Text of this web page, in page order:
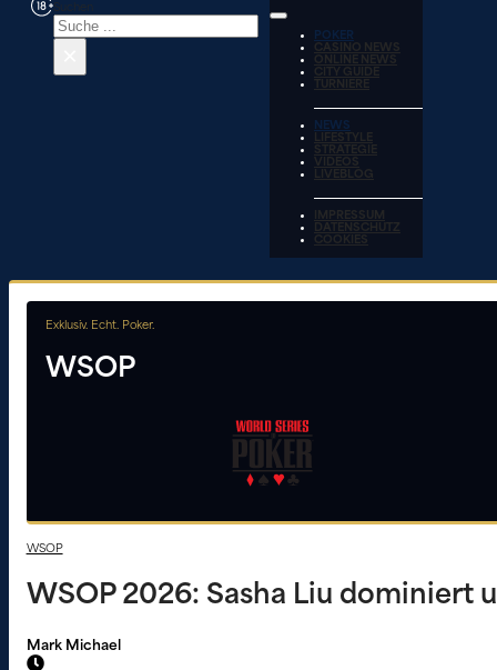
POKER
CASINO NEWS
ONLINE NEWS
CITY GUIDE
TURNIERE
NEWS
LIFESTYLE
STRATEGIE
VIDEOS
LIVEBLOG
IMPRESSUM
DATENSCHUTZ
COOKIES
Exklusiv. Echt. Poker.
WSOP
WSOP
WSOP 2026: Sasha Liu dominiert
Mark Michael